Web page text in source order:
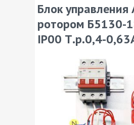
Блок управления
ротором Б5130-
IP00 Т.р.0,4-